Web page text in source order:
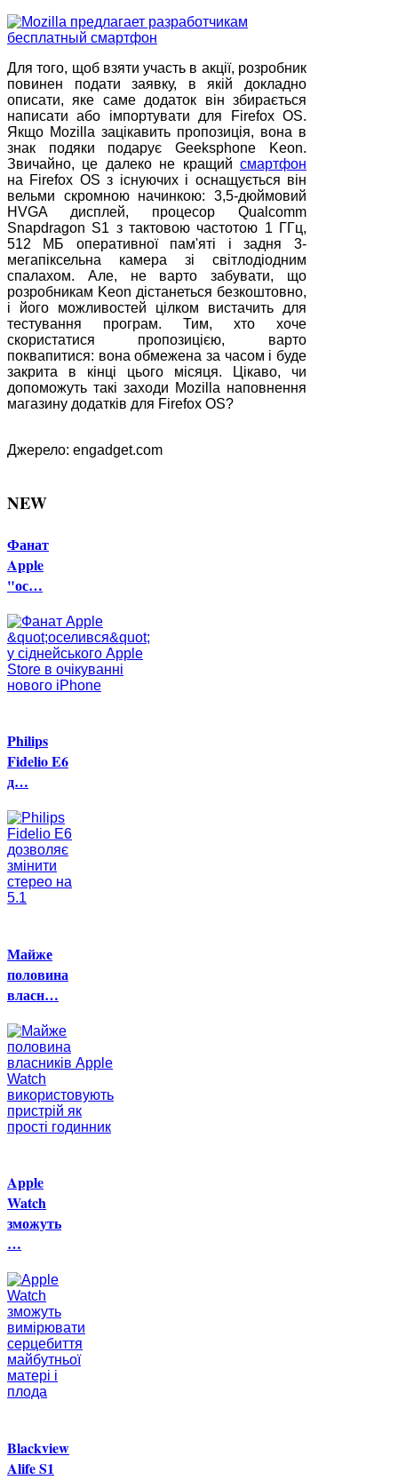
Для того, щоб взяти участь в акції, розробник
повинен подати заявку, в якій докладно
описати, яке саме додаток він збирається
написати або імпортувати для Firefox OS.
Якщо Mozilla зацікавить пропозиція, вона в
знак подяки подарує Geeksphone Keon.
Звичайно, це далеко не кращий смартфон
на Firefox OS з існуючих і оснащується він
вельми скромною начинкою: 3,5-дюймовий
HVGA дисплей, процесор Qualcomm
Snapdragon S1 з тактовою частотою 1 ГГц,
512 МБ оперативної пам'яті і задня 3-
мегапіксельна камера зі світлодіодним
спалахом. Але, не варто забувати, що
розробникам Keon дістанеться безкоштовно,
і його можливостей цілком вистачить для
тестування програм. Тим, хто хоче
скористатися пропозицією, варто
поквапитися: вона обмежена за часом і буде
закрита в кінці цього місяця. Цікаво, чи
допоможуть такі заходи Mozilla наповнення
магазину додатків для Firefox OS?
Джерело: engadget.com
NEW
Фанат
Apple
"ос…
Philips
Fidelio E6
д…
Майже
половина
власн…
Apple
Watch
зможуть
…
Blackview
Alife S1